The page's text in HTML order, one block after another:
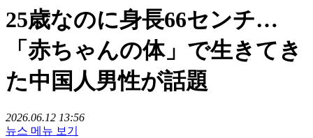
25歳なのに身長66センチ…
「赤ちゃんの体」で生きてき
た中国人男性が話題
2026.06.12 13:56
뉴스 메뉴 보기